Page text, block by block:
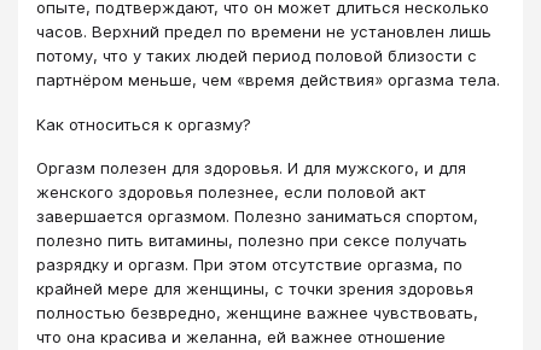
опыте, подтверждают, что он может длиться несколько
часов. Верхний предел по времени не установлен лишь
потому, что у таких людей период половой близости с
партнёром меньше, чем «время действия» оргазма тела.
Как относиться к оргазму?
Оргазм полезен для здоровья. И для мужского, и для
женского здоровья полезнее, если половой акт
завершается оргазмом. Полезно заниматься спортом,
полезно пить витамины, полезно при сексе получать
разрядку и оргазм. При этом отсутствие оргазма, по
крайней мере для женщины, с точки зрения здоровья
полностью безвредно, женщине важнее чувствовать,
что она красива и желанна, ей важнее отношение